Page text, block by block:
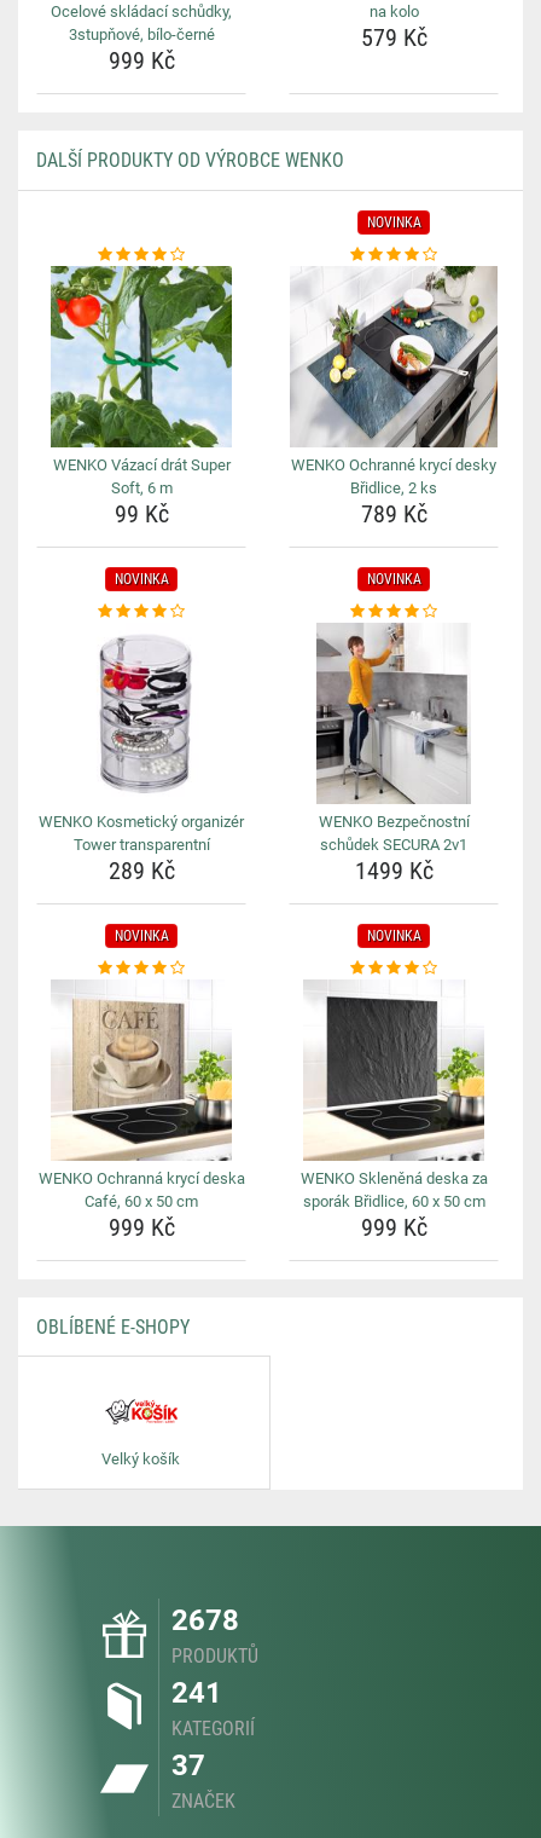
Ocelové skládací schůdky,
3stupňové, bílo-černé
999 Kč
na kolo
579 Kč
DALŠÍ PRODUKTY OD VÝROBCE WENKO
WENKO Vázací drát Super
Soft, 6 m
99 Kč
NOVINKA
WENKO Ochranné krycí desky
Břidlice, 2 ks
789 Kč
NOVINKA
WENKO Kosmetický organizér
Tower transparentní
289 Kč
NOVINKA
WENKO Bezpečnostní
schůdek SECURA 2v1
1499 Kč
NOVINKA
WENKO Ochranná krycí deska
Café, 60 x 50 cm
999 Kč
NOVINKA
WENKO Skleněná deska za
sporák Břidlice, 60 x 50 cm
999 Kč
OBLÍBENÉ E-SHOPY
Velký košík
2678
PRODUKTŮ
241
KATEGORIÍ
37
ZNAČEK